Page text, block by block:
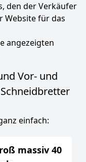
den der Verkäufer
Website für das
angezeigten
Vor- und
einfach:
massiv 40